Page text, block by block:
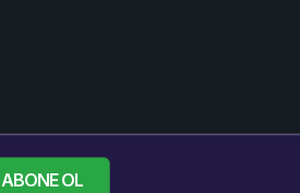
ABONE OL